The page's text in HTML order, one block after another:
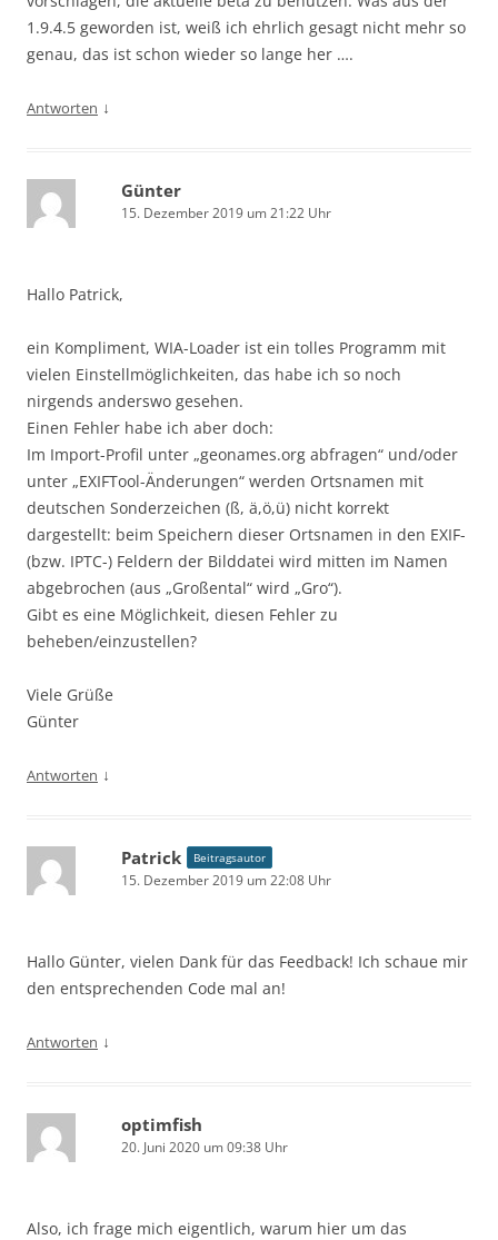
1.9.4.5 geworden ist, weiß ich ehrlich gesagt nicht mehr so
genau, das ist schon wieder so lange her ….
Antworten ↓
Günter
15. Dezember 2019 um 21:22 Uhr
Hallo Patrick,
ein Kompliment, WIA-Loader ist ein tolles Programm mit
vielen Einstellmöglichkeiten, das habe ich so noch
nirgends anderswo gesehen.
Einen Fehler habe ich aber doch:
Im Import-Profil unter „geonames.org abfragen“ und/oder
unter „EXIFTool-Änderungen“ werden Ortsnamen mit
deutschen Sonderzeichen (ß, ä,ö,ü) nicht korrekt
dargestellt: beim Speichern dieser Ortsnamen in den EXIF-
(bzw. IPTC-) Feldern der Bilddatei wird mitten im Namen
abgebrochen (aus „Großental“ wird „Gro“).
Gibt es eine Möglichkeit, diesen Fehler zu
beheben/einzustellen?
Viele Grüße
Günter
Antworten ↓
Patrick Beitragsautor
15. Dezember 2019 um 22:08 Uhr
Hallo Günter, vielen Dank für das Feedback! Ich schaue mir
den entsprechenden Code mal an!
Antworten ↓
optimfish
20. Juni 2020 um 09:38 Uhr
Also, ich frage mich eigentlich, warum hier um das